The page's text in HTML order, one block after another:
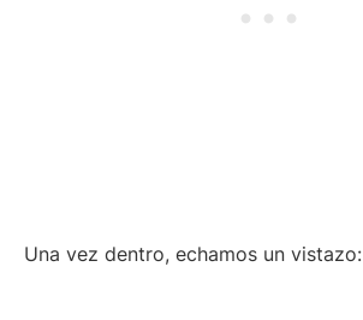
Una vez dentro, echamos un vistazo: